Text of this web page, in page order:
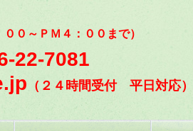
０～ＰＭ４：００まで）
7081
（２４時間受付 平日対応）